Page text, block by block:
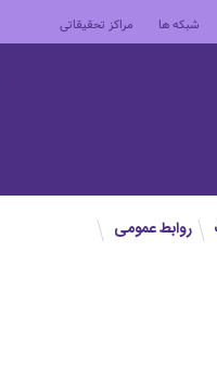
شبکه ها مراکز تحقیقاتی
روابط عمومی